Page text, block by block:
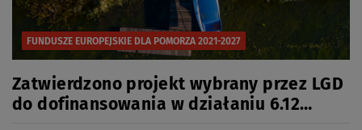
FUNDUSZE EUROPEJSKIE DLA POMORZA 2021-2027
Zatwierdzono projekt wybrany przez LGD
do dofinansowania w działaniu 6.12